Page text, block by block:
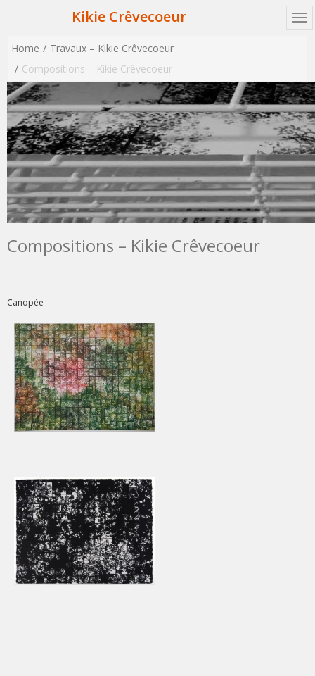
Kikie Crêvecoeur
Home
Travaux – Kikie Crêvecoeur
Compositions – Kikie Crêvecoeur
Compositions – Kikie Crêvecoeur
Canopée